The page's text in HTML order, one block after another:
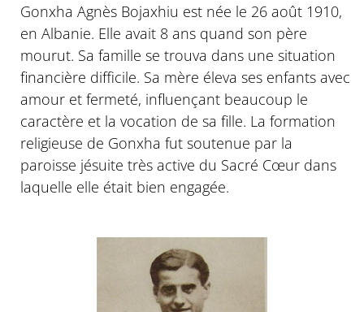
Gonxha Agnès Bojaxhiu est née le 26 août 1910,
en Albanie. Elle avait 8 ans quand son père
mourut. Sa famille se trouva dans une situation
financière difficile. Sa mère éleva ses enfants avec
amour et fermeté, influençant beaucoup le
caractère et la vocation de sa fille. La formation
religieuse de Gonxha fut soutenue par la
paroisse jésuite très active du Sacré Cœur dans
laquelle elle était bien engagée.